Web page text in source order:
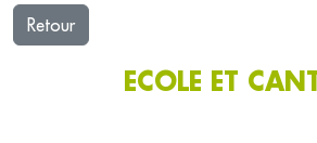
Retour
ECOLE ET